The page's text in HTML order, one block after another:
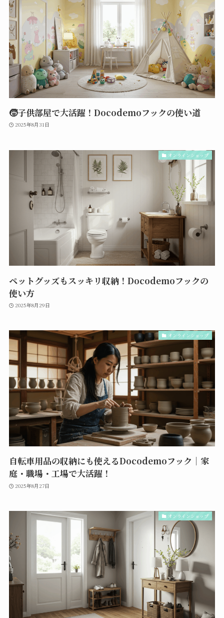
🧒子供部屋で大活躍！Docodemoフックの使い道
2025年8月31日
オンラインショップ
ペットグッズもスッキリ収納！Docodemoフックの
使い方
2025年8月29日
オンラインショップ
自転車用品の収納にも使えるDocodemoフック｜家
庭・職場・工場で大活躍！
2025年8月27日
オンラインショップ